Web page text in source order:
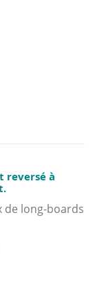
reversé à
de long-boards